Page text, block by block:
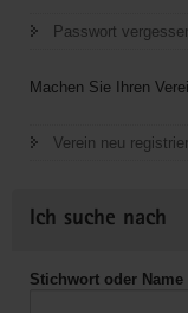
Passwort
Machen Sie Ihren
Verein neu
Ich suche nach
Stichwort oder